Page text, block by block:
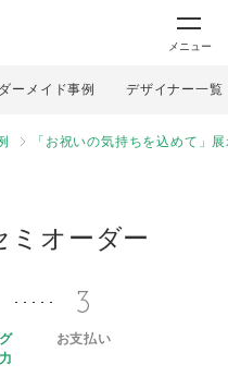
メニュー
ーメイド事例 デザイナー一覧
「お祝いの気持ちを込めて」
ミオーダー
3
お支払い